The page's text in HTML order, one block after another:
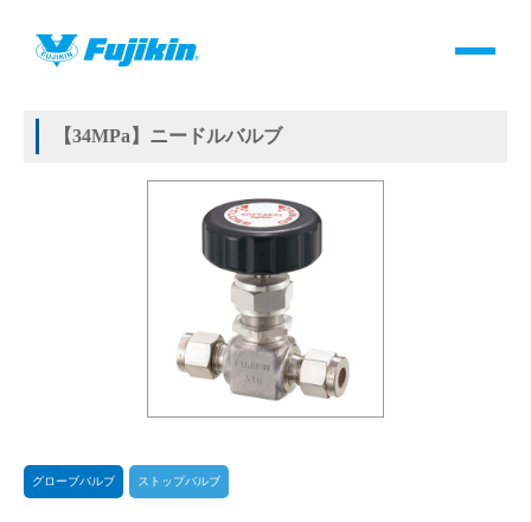
製品情報
バルブ・継手・システムを探す
製品カタログダウンロード
よくあるご質問(FAQ)・用語集
HOME 製品情報
【34MPa】ニードルバルブ
グローブバルブ ストップバルブ